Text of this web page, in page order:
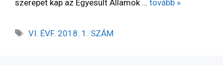
szerepet kap az Egyesült Államok … tovább »
VI. ÉVF. 2018. 1. SZÁM